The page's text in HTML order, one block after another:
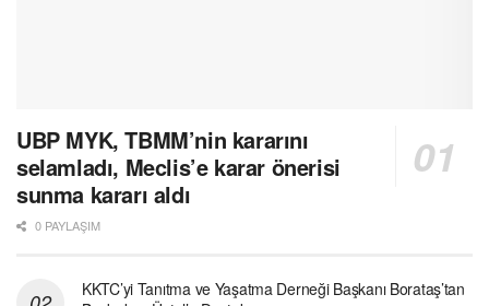
UBP MYK, TBMM’nin kararını
selamladı, Meclis’e karar önerisi
sunma kararı aldı
0 PAYLAŞIM
KKTC’yi Tanıtma ve Yaşatma Derneği Başkanı Borataş’tan